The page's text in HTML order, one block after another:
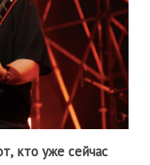
кто уже сейчас